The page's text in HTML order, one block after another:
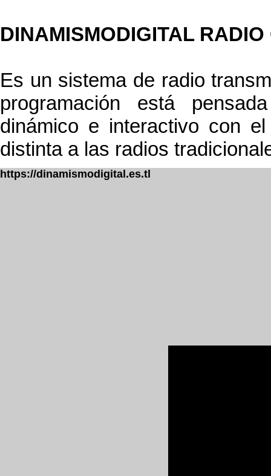
DINAMISMODIGITAL RADIO
Es un sistema de radio
programación está
dinámico e interactivo con
distinta a las radios
https://dinamismodigital.es.tl